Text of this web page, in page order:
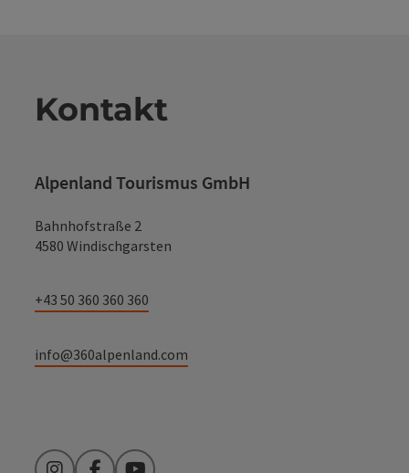
Kontakt
Alpenland Tourismus GmbH
Bahnhofstraße 2
4580 Windischgarsten
+43 50 360 360 360
info@360alpenland.com